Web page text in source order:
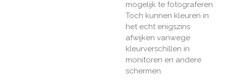
mogelijk te fotograferen.
Toch kunnen kleuren in
het echt enigszins
afwijken vanwege
kleurverschillen in
monitoren en andere
schermen.